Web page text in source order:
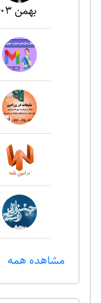
بهمن ۱۴۰۳
مشاهده همه